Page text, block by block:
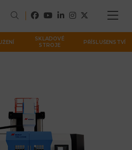
SKLADOVÉ
STROJE
PŘÍSLUŠENSTVÍ